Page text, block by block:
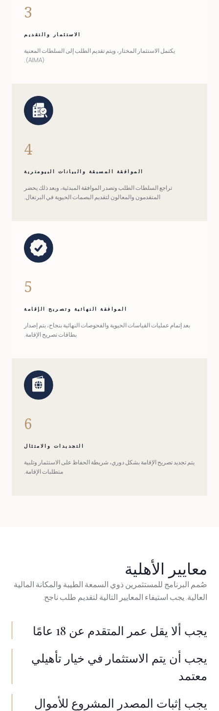
3
الاستثمار والتقديم
يكتمل الاستثمار المختار، ويتم تقديم الطلب إلى السلطات المعنية
(AIMA).
4
الموافقة المسبقة والبيانات البيومترية
تراجع السلطات الطلب وتصدر الموافقة المبدئية، وبعد ذلك يحضر
المتقدمون والمعالون لتقديم البصمات الحيوية في البرتغال.
5
الموافقة النهائية وتصريح الإقامة
بعد إتمام عمليات القياسات الحيوية والفحوصات النهائية بنجاح، يتم إصدار
بطاقات تصريح الإقامة.
6
التجديدات والامتثال
يتم تجديد تصريح الإقامة بشكل دوري، شريطة الحفاظ على الاستثمار وتلبية
متطلبات الإقامة.
معايير الأهلية
صُمم البرنامج للمستثمرين ذوي السمعة الطيبة والمكانة المالية
العالية. يجب استيفاء المعايير التالية لتقديم طلب ناجح.
يجب ألا يقل عمر المتقدم عن 18 عامًا
يجب أن يتم الاستثمار في خيار تأهيلي
معتمد
يجب إثبات المصدر المشروع للأموال